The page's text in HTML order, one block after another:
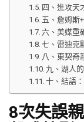
四、進攻天
五、詹姆斯
六、美媒重
七、雷迪克
八、東契奇
九、湖人
十、結語
8次失誤